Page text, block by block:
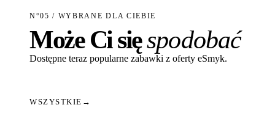
N°05 / WYBRANE DLA CIEBIE
Może Ci sięspodobać
Dostępne teraz popularne zabawki z oferty eSmyk.
WSZYSTKIE →